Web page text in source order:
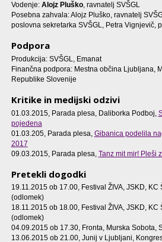
Vodenje: Alojz Pluško, ravnatelj SVŠGL
Posebna zahvala: Alojz Pluško, ravnatelj
poslovna sekretarka SVŠGL, Petra Vignjevič,
Podpora
Produkcija: SVŠGL, Emanat
Finančna podpora: Mestna občina Ljubljana,
Republike Slovenije
Kritike in medijski odzivi
01.03.2015, Parada plesa, Daliborka Podboj,
pojedena
01.03.205, Parada plesa, Gibanica podelila
2017
09.03.2015, Parada plesa, Tanz mit mir! Pleši
Pretekli dogodki
19.11.2015 ob 17.00, Festival ŽIVA, JSKD,
(odlomek)
18.11.2015 ob 18.00, Festival ŽIVA, JSKD,
(odlomek)
04.09.2015 ob 17.30, Fronta, Murska Sobota,
13.06.2015 ob 21.00, Junij v Ljubljani,